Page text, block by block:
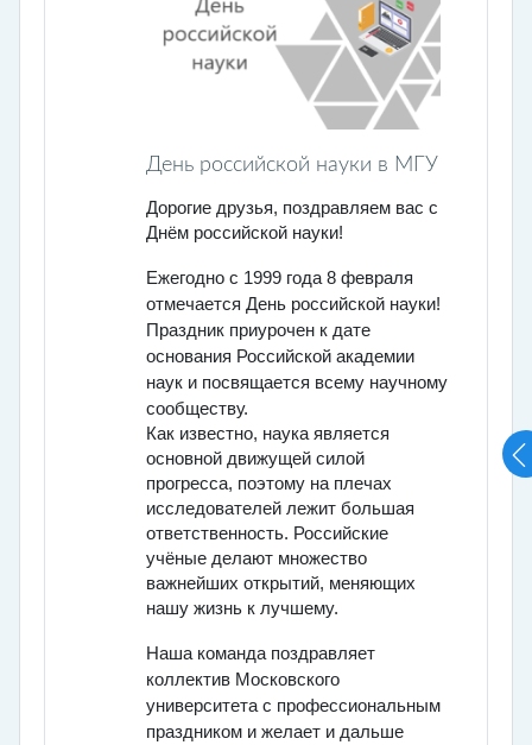
День российской науки в МГУ
Дорогие друзья, поздравляем вас с
Днём российской науки!
Ежегодно с 1999 года 8 февраля
отмечается День российской науки!
Праздник приурочен к дате
основания Российской академии
наук и посвящается всему научному
сообществу.
Как известно, наука является
основной движущей силой
прогресса, поэтому на плечах
исследователей лежит большая
ответственность. Российские
учёные делают множество
важнейших открытий, меняющих
нашу жизнь к лучшему.
Наша команда поздравляет
коллектив Московского
университета с профессиональным
праздником и желает и дальше